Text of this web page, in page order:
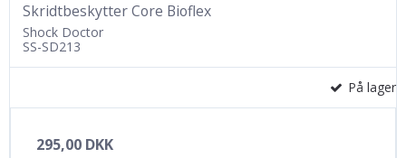
Skridtbeskytter Core Bioflex
Shock Doctor
SS-SD213
På lager
295,00 DKK